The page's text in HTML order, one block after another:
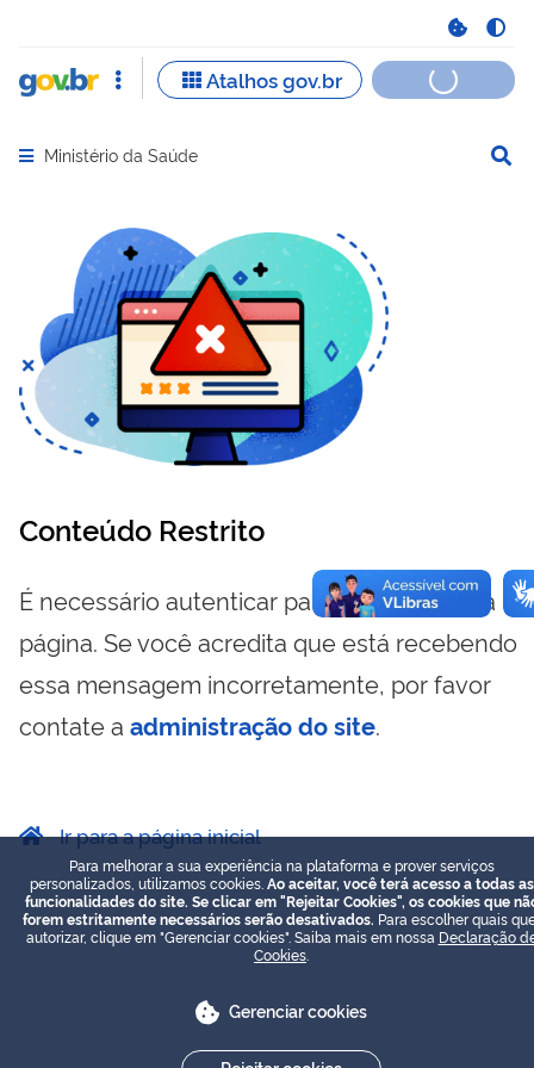
Abrir menu principal de navegação
Ministério da Saúde
Conteúdo Restrito
É necessário autenticar para visualizar essa
página. Se você acredita que está recebendo
essa mensagem incorretamente, por favor
contate a administração do site.
Ir para a página inicial
Para melhorar a sua experiência na plataforma e prover serviços
personalizados, utilizamos cookies. Ao aceitar, você terá acesso a todas as
funcionalidades do site. Se clicar em "Rejeitar Cookies", os cookies que
forem estritamente necessários serão desativados. Para escolher quais
autorizar, clique em "Gerenciar cookies". Saiba mais em nossa Declaração
Cookies
Gerenciar cookies